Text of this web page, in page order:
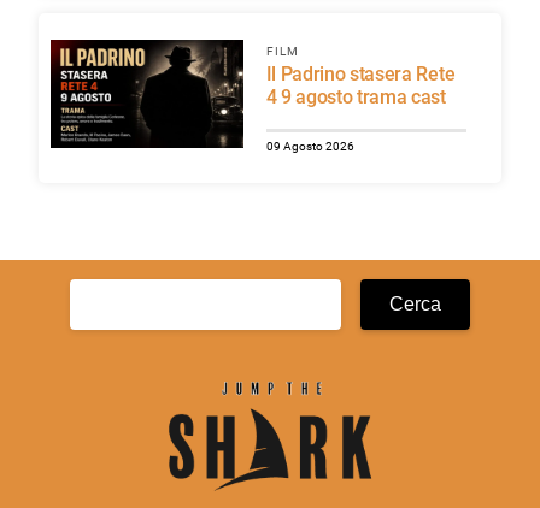
FILM
4 9 agosto trama cast
09 Agosto 2026